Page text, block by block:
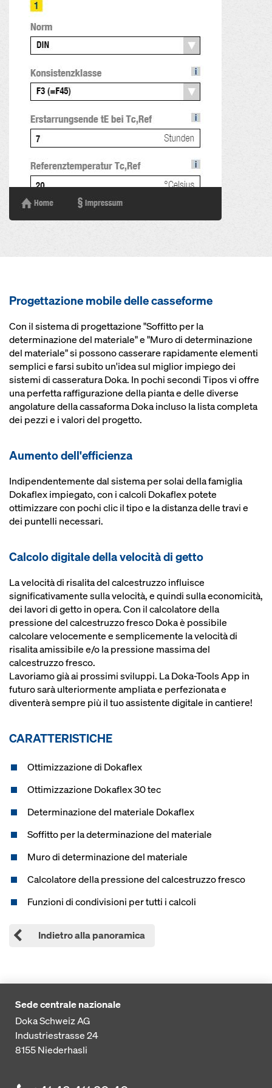
Progettazione mobile delle casseforme
Con il sistema di progettazione "Soffitto per la
determinazione del materiale" e "Muro di determinazione
del materiale" si possono casserare rapidamente elementi
semplici e farsi subito un'idea sul miglior impiego dei
sistemi di casseratura Doka. In pochi secondi Tipos vi offre
una perfetta raffigurazione della pianta e delle diverse
angolature della cassaforma Doka incluso la lista completa
dei pezzi e i valori del progetto.
Aumento dell'efficienza
Indipendentemente dal sistema per solai della famiglia
Dokaflex impiegato, con i calcoli Dokaflex potete
ottimizzare con pochi clic il tipo e la distanza delle travi e
dei puntelli necessari.
Calcolo digitale della velocità di getto
La velocità di risalita del calcestruzzo influisce
significativamente sulla velocità, e quindi sulla economicità,
dei lavori di getto in opera. Con il calcolatore della
pressione del calcestruzzo fresco Doka è possibile
calcolare velocemente e semplicemente la velocità di
risalita amissibile e/o la pressione massima del
calcestruzzo fresco.
Lavoriamo già ai prossimi sviluppi. La Doka-Tools App in
futuro sarà ulteriormente ampliata e perfezionata e
diventerà sempre più il tuo assistente digitale in cantiere!
CARATTERISTICHE
Ottimizzazione di Dokaflex
Ottimizzazione Dokaflex 30 tec
Determinazione del materiale Dokaflex
Soffitto per la determinazione del materiale
Muro di determinazione del materiale
Calcolatore della pressione del calcestruzzo fresco
Funzioni di condivisioni per tutti i calcoli
Indietro alla panoramica
Sede centrale nazionale
Doka Schweiz AG
Industriestrasse 24
8155Niederhasli